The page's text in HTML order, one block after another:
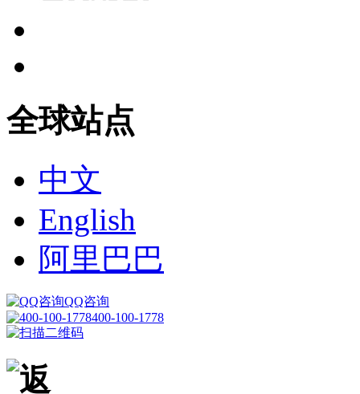
全球站点
中文
English
阿里巴巴
QQ咨询
400-100-1778